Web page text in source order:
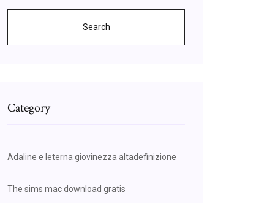
Search
Category
Adaline e leterna giovinezza altadefinizione
The sims mac download gratis